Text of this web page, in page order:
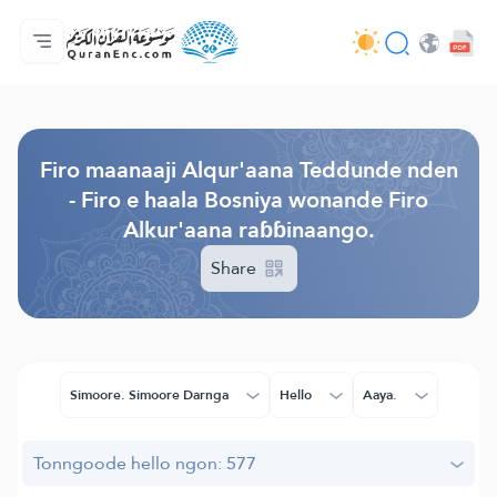
Jaɓɓorgo
Loowdi firooji ɗi
Audio
Golleeji topayɓe ( heyɗintinooɓe) ɓen - API
Fii eɓɓoore nde
Humpo'ndir e amen
Ɗemngal
Firo maanaaji Alqur'aana Teddunde nden
- Firo e haala Bosniya wonande Firo
Alkur'aana raɓɓinaango.
Share
Simoore. Simoore Darnga Hello Aaya.
Tonngoode hello ngon: 577